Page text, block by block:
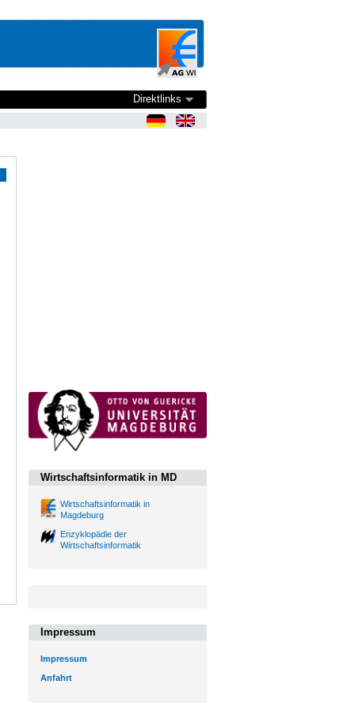
Direktlinks
Wirtschaftsinformatik in MD
Wirtschaftsinformatik in
Magdeburg
Enzyklopädie der
Wirtschaftsinformatik
Impressum
Impressum
Anfahrt